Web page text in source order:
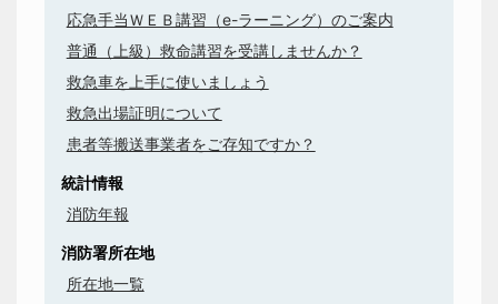
応急手当ＷＥＢ講習（e-ラーニング）のご案内
普通（上級）救命講習を受講しませんか？
救急車を上手に使いましょう
救急出場証明について
患者等搬送事業者をご存知ですか？
統計情報
消防年報
消防署所在地
所在地一覧